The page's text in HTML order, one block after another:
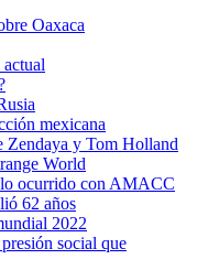
Oaxaca
mexicana
Zendaya y Tom Holland
World
ocurrido con AMACC
62 años
2022
social que